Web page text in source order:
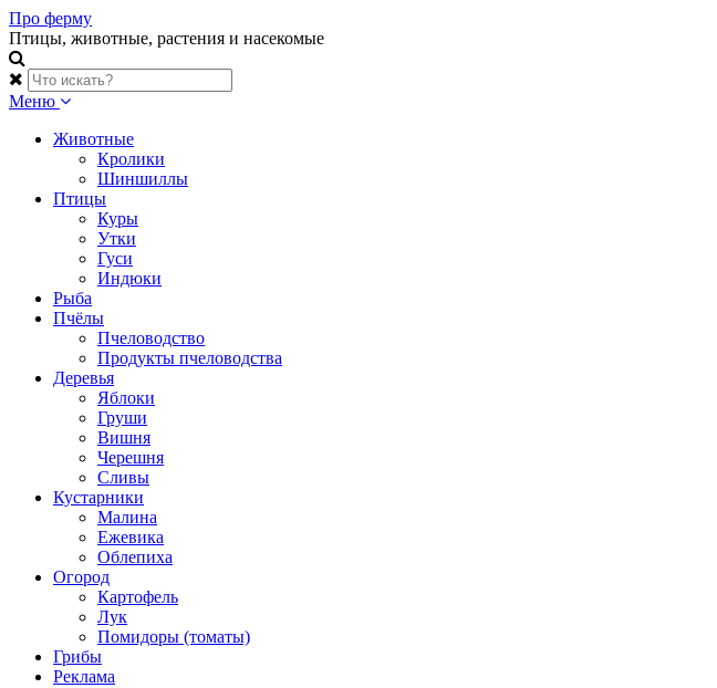
Skip
to
content
Про ферму
Птицы, животные, растения и насекомые
Меню
Животные
Кролики
Шиншиллы
Птицы
Куры
Утки
Гуси
Индюки
Рыба
Пчёлы
Пчеловодство
Продукты пчеловодства
Деревья
Яблоки
Груши
Вишня
Черешня
Сливы
Кустарники
Малина
Ежевика
Облепиха
Огород
Картофель
Лук
Помидоры (томаты)
Грибы
Реклама